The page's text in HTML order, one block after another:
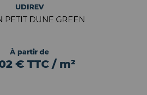
UDIREV
PETIT DUNE GREEN
À partir de
€ TTC / m²